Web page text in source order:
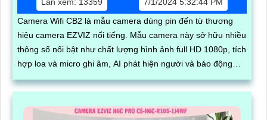
Lần xem: 13359
7/1/2024 5:32:44 PM
Camera Wifi CB2 là mẫu camera dùng pin đến từ thương
hiệu camera EZVIZ nổi tiếng. Mẫu camera này sở hữu nhiều
thông số nổi bật như chất lượng hình ảnh full HD 1080p, tích
hợp loa và micro ghi âm, AI phát hiện người và báo động
chuyển động chuẩn